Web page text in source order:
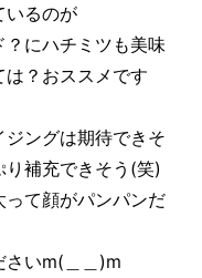
いるのが
にハチミツも美味
は？おススメです
ングは期待できそ
り補充できそう(笑)
て顔がパンパンだ
さいm(＿＿)m